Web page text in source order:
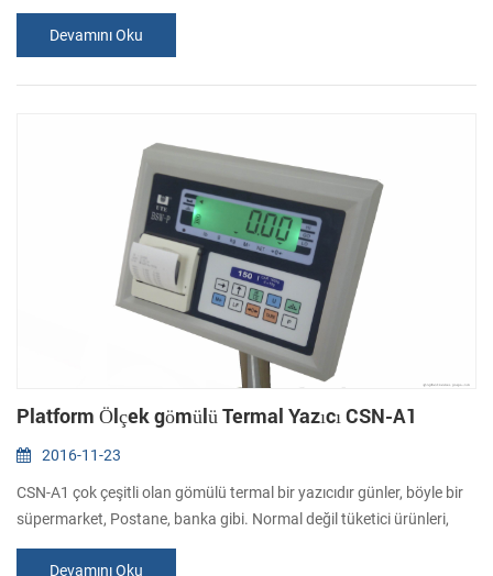
dikkat ediniz. İçinde Mart-260 bu yılın ilk gömülü termal yazıcı LİTRE
başlattık. Değil tek avantajı, daha önce gömülü termal yazıcı
avantajlarını birleştirir, ama aynı zamanda yeni özellikler eklemek.
Bir süper çapı, 60 mm kapasitelidir çap kaydırma, sık sık kağıt k...
Devamını Oku
Platform Ölçek gömülü Termal Yazıcı CSN-A1
2016-11-23
CSN-A1 çok çeşitli olan gömülü termal bir yazıcıdır günler, böyle bir
süpermarket, Postane, banka gibi. Normal değil tüketici ürünleri,
tüketici ürünleri, ama benzer. Kompakt boyutu kolaylaştırır aletleri
ve metre her türlü gömülü olmak kolay. Bir güzel ile görünüm,
Devamını Oku